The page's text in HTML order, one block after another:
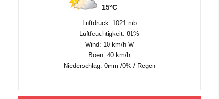
15°C
Luftdruck: 1021 mb
Luftfeuchtigkeit: 81%
Wind: 10 km/h W
Böen: 40 km/h
Niederschlag: 0mm /0% / Regen